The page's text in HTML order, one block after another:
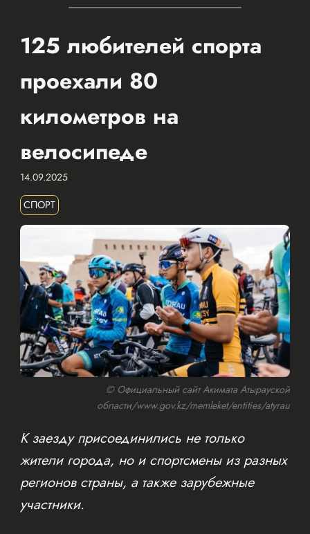
125 любителей спорта
проехали 80
километров на
велосипеде
14.09.2025
СПОРТ
© Официальный сайт Акимата Атырауской
области/www.gov.kz/memleket/entities/atyrau
К заезду присоединились не только
жители города, но и спортсмены из разных
регионов страны, а также зарубежные
участники.